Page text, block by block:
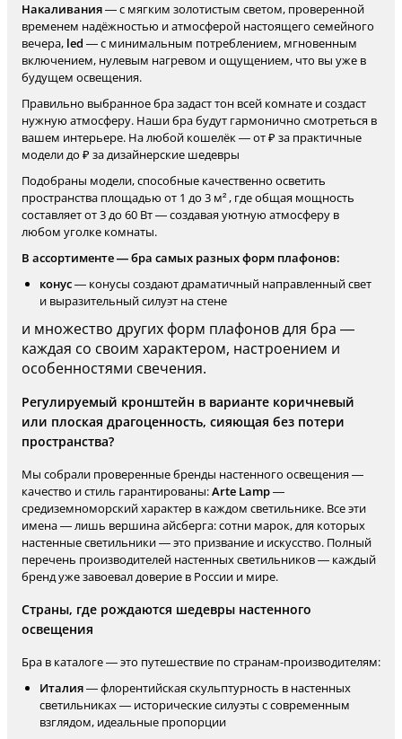
Накаливания— с мягким золотистым светом, проверенной
временем надёжностью и атмосферой настоящего семейного
вечера, led — с минимальным потреблением, мгновенным
включением, нулевым нагревом и ощущением, что вы уже в
будущем освещения.
Правильно выбранное бра задаст тон всей комнате и создаст
нужную атмосферу. Наши бра будут гармонично смотреться в
вашем интерьере. На любой кошелёк — от ₽ за практичные
модели до ₽ за дизайнерские шедевры
Подобраны модели, способные качественно осветить
пространства площадью от 1 до 3 м² , где общая мощность
составляет от 3 до 60 Вт — создавая уютную атмосферу в
любом уголке комнаты.
В ассортименте — бра самых разных форм плафонов:
конус— конусы создают драматичный направленный свет
и выразительный силуэт на стене
и множество других форм плафонов для бра —
каждая со своим характером, настроением и
особенностями свечения.
Регулируемый кронштейн в варианте коричневый
или плоская драгоценность, сияющая без потери
пространства?
Мы собрали проверенные бренды настенного освещения —
качество и стиль гарантированы:Arte Lamp—
средиземноморский характер в каждом светильнике. Все эти
имена — лишь вершина айсберга: сотни марок, для которых
настенные светильники — это призвание и искусство. Полный
перечень производителей настенных светильников — каждый
бренд уже завоевал доверие в России и мире.
Страны, где рождаются шедевры настенного
освещения
Бра в каталоге — это путешествие по странам-производителям:
Италия— флорентийская скульптурность в настенных
светильниках — исторические силуэты с современным
взглядом, идеальные пропорции